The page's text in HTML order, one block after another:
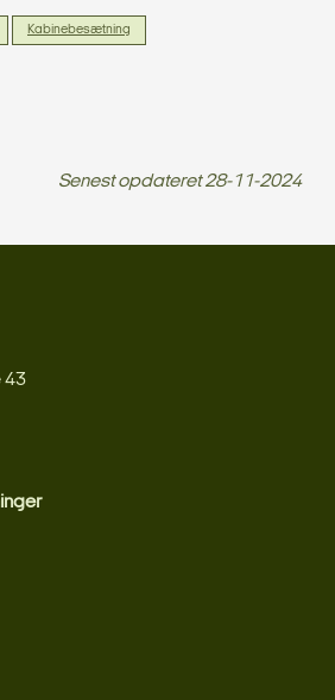
Kabinebesætning
Senest opdateret28-11-2024
43